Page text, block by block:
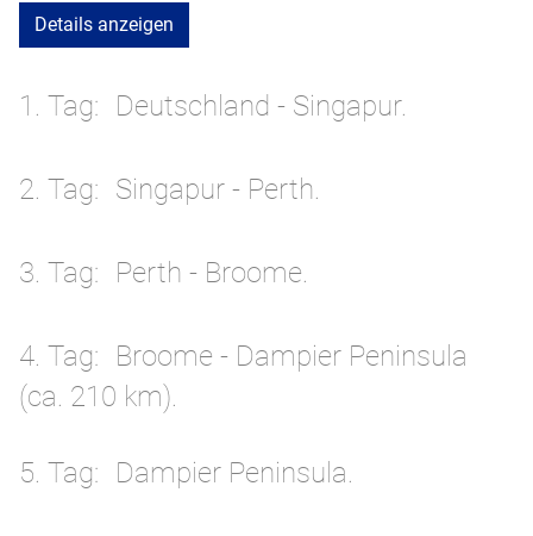
Details anzeigen
1. Tag Deutschland - Singapur.
2. Tag Singapur - Perth.
3. Tag Perth - Broome.
4. Tag
Broome - Dampier Peninsula
(ca. 210 km).
5. Tag Dampier Peninsula.